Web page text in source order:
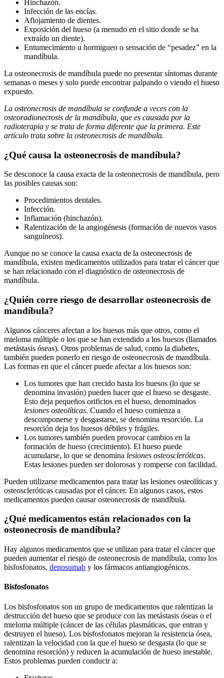
Hinchazón.
Infección de las encías.
Aflojamiento de dientes.
Exposición del hueso (a menudo en el sitio donde se ha
extraído un diente).
Entumecimiento u hormigueo o sensación de “pesadez” en la
mandíbula.
La osteonecrosis de mandíbula puede no presentar síntomas durante
semanas o meses y solo puede encontrar palpando o viendo el hueso
expuesto.
La osteonecrosis de mandíbula se confunde a veces con la
osteoradionecrosis de la mandíbula, que es causada por la
radioterapia y se trata de forma diferente que la primera. Este
artículo trata sobre la osteonecrosis de mandíbula.
¿Qué causa la osteonecrosis de mandíbula?
Se desconoce la causa exacta de la osteonecrosis de mandíbula, pero
las posibles causas son:
Procedimientos dentales.
Infección.
Inflamación (hinchazón).
Ralentización de la angiogénesis (formación de nuevos vasos
sanguíneos).
Aunque no se conoce la causa exacta de la osteonecrosis de
mandíbula, existen medicamentos utilizados para tratar el cáncer que
se han relacionado con el diagnóstico de osteonecrosis de
mandíbula.
¿Quién corre riesgo de desarrollar osteonecrosis de
mandíbula?
Algunos cánceres afectan a los huesos más que otros, como el
mieloma múltiple o los que se han extendido a los huesos (llamados
metástasis óseas). Otros problemas de salud, como la diabetes,
también pueden ponerlo en riesgo de osteonecrosis de mandíbula.
Las formas en que el cáncer puede afectar a los huesos son:
Los tumores que han crecido hasta los huesos (lo que se
denomina invasión) pueden hacer que el hueso se desgaste.
Esto deja pequeños orificios en el hueso, denominados
lesiones osteolíticas. Cuando el hueso comienza a
descomponerse y desgastarse, se denomina resorción. La
resorción deja los huesos débiles y frágiles.
Los tumores también pueden provocar cambios en la
formación de hueso (crecimiento). El hueso puede
acumularse, lo que se denomina lesiones osteoscleróticas.
Estas lesiones pueden ser dolorosas y romperse con facilidad.
Pueden utilizarse medicamentos para tratar las lesiones osteolíticas y
osteoscleróticas causadas por el cáncer. En algunos casos, estos
medicamentos pueden causar osteonecrosis de mandíbula.
¿Qué medicamentos están relacionados con la
osteonecrosis de mandíbula?
Hay algunos medicamentos que se utilizan para tratar el cáncer que
pueden aumentar el riesgo de osteonecrosis de mandíbula, como los
bisfosfonatos, denosumab y los fármacos antiangiogénicos.
Bisfosfonatos
Los bisfosfonatos son un grupo de medicamentos que ralentizan la
destrucción del hueso que se produce con las metástasis óseas o el
mieloma múltiple (cáncer de las células plasmáticas, que entran y
destruyen el hueso). Los bisfosfonatos mejoran la resistencia ósea,
ralentizan la velocidad con la que el hueso se desgasta (lo que se
denomina resorción) y reducen la acumulación de hueso inestable.
Estos problemas pueden conducir a: